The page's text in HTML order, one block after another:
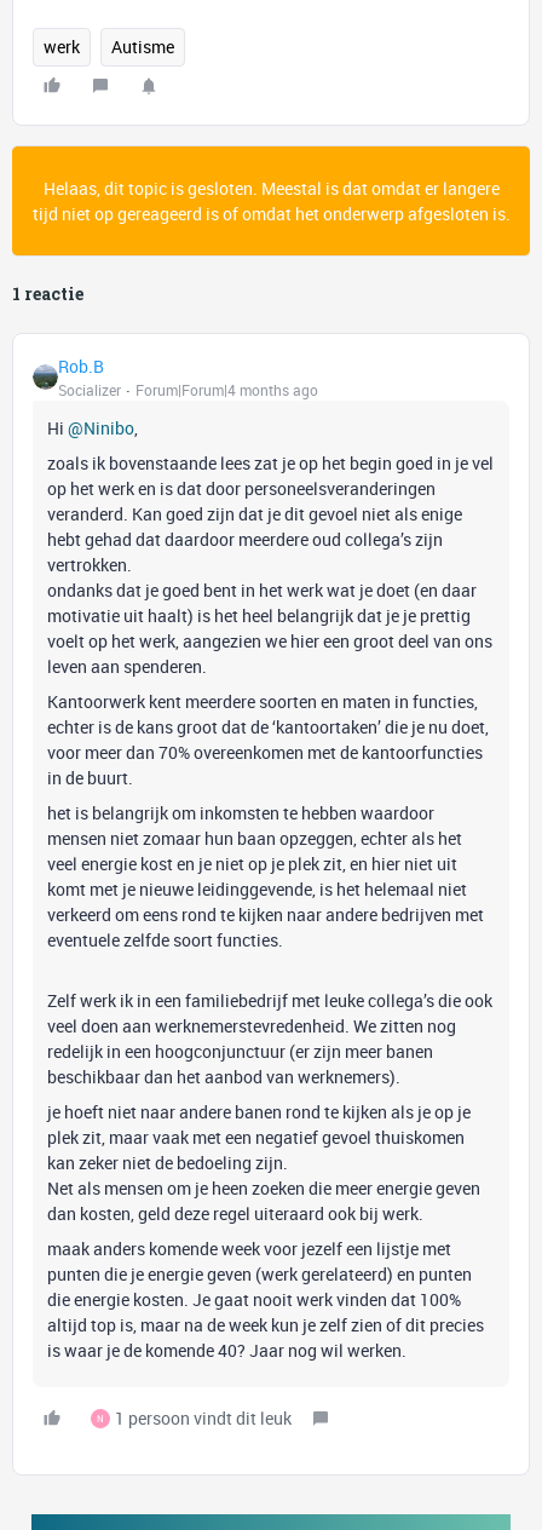
werk Autisme
Helaas, dit topic is gesloten. Meestal is dat omdat er langere
tijd niet op gereageerd is of omdat het onderwerp afgesloten is.
1 reactie
Rob.B
Socializer Forum|Forum|4 months ago
Hi ​ @Ninibo,
zoals ik bovenstaande lees zat je op het begin goed in je vel
op het werk en is dat door personeelsveranderingen
veranderd. Kan goed zijn dat je dit gevoel niet als enige
hebt gehad dat daardoor meerdere oud collega’s zijn
vertrokken.
ondanks dat je goed bent in het werk wat je doet (en daar
motivatie uit haalt) is het heel belangrijk dat je je prettig
voelt op het werk, aangezien we hier een groot deel van ons
leven aan spenderen.
Kantoorwerk kent meerdere soorten en maten in functies,
echter is de kans groot dat de ‘kantoortaken’ die je nu doet,
voor meer dan 70% overeenkomen met de kantoorfuncties
in de buurt.
het is belangrijk om inkomsten te hebben waardoor
mensen niet zomaar hun baan opzeggen, echter als het
veel energie kost en je niet op je plek zit, en hier niet uit
komt met je nieuwe leidinggevende, is het helemaal niet
verkeerd om eens rond te kijken naar andere bedrijven met
eventuele zelfde soort functies.
Zelf werk ik in een familiebedrijf met leuke collega’s die ook
veel doen aan werknemerstevredenheid. We zitten nog
redelijk in een hoogconjunctuur (er zijn meer banen
beschikbaar dan het aanbod van werknemers).
je hoeft niet naar andere banen rond te kijken als je op je
plek zit, maar vaak met een negatief gevoel thuiskomen
kan zeker niet de bedoeling zijn.
Net als mensen om je heen zoeken die meer energie geven
dan kosten, geld deze regel uiteraard ook bij werk.
maak anders komende week voor jezelf een lijstje met
punten die je energie geven (werk gerelateerd) en punten
die energie kosten. Je gaat nooit werk vinden dat 100%
altijd top is, maar na de week kun je zelf zien of dit precies
is waar je de komende 40? Jaar nog wil werken.
N 1 persoon vindt dit leuk